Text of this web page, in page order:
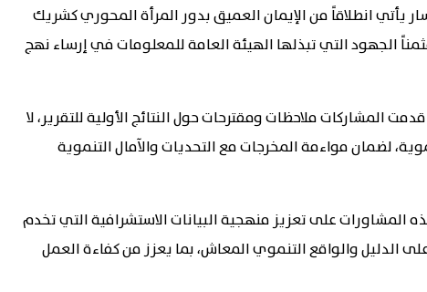
يأتي انطلاقاً من الإيمان العميق بدور المرأة المحوري كشريك
الجهود التي تبذلها الهيئة العامة للمعلومات في إرساء نهج
المشاركات ملاحظات ومقترحات حول النتائج الأولية للتقرير، لا
لضمان مواءمة المخرجات مع التحديات والآمال التنموية
المشاورات على تعزيز منهجية البيانات الاستشرافية التي تخدم
الدليل والواقع التنموي المعاش، بما يعزز من كفاءة العمل